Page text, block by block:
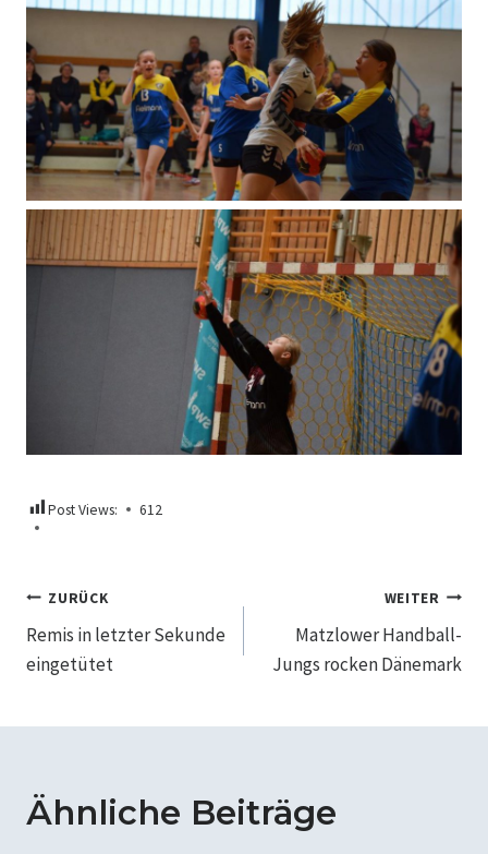
Post Views: 612
Beitragsnavigation
ZURÜCK
Remis in letzter Sekunde
eingetütet
WEITER
Matzlower Handball-
Jungs rocken Dänemark
Ähnliche Beiträge